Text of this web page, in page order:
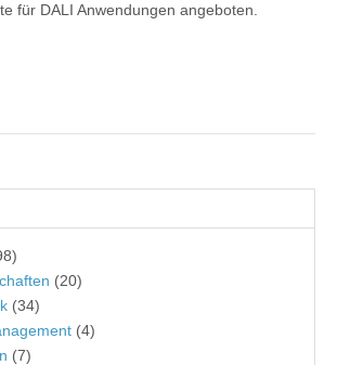
für DALI Anwendungen angeboten.
(20)
(34)
(4)
(7)